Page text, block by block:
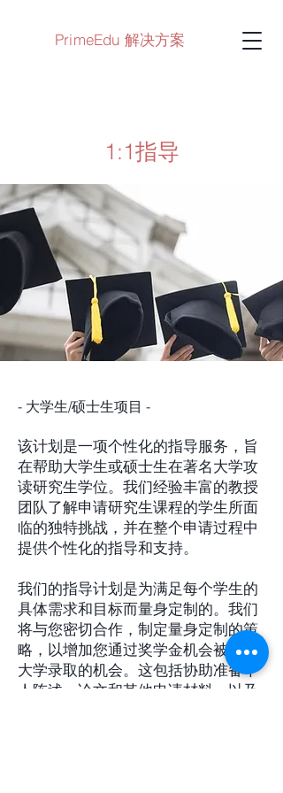
PrimeEdu 解决方案
1:1指导
- 大学生/硕士生项目 -
该计划是一项个性化的指导服务，旨
在帮助大学生或硕士生在著名大学攻
读研究生学位。我们经验丰富的教授
团队了解申请研究生课程的学生所面
临的独特挑战，并在整个申请过程中
提供个性化的指导和支持。
我们的指导计划是为满足每个学生的
具体需求和目标而量身定制的。我们
将与您密切合作，制定量身定制的策
略，以增加您通过奖学金机会被名牌
大学录取的机会。这包括协助准备个
人陈述、论文和其他申请材料，以及